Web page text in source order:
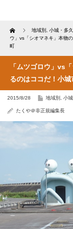
Home 地域別 小城・多久
ウ」vs「シオマネキ」本物
町
「ムツゴロウ」vs
るのはココだ！小城
2015/8/28 地域別 小
たくや＠非正規編集長